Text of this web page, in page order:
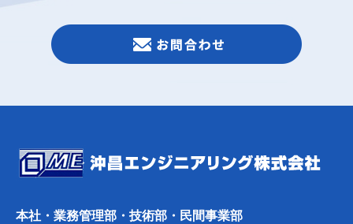
本社・業務管理部・技術部・民間事業部